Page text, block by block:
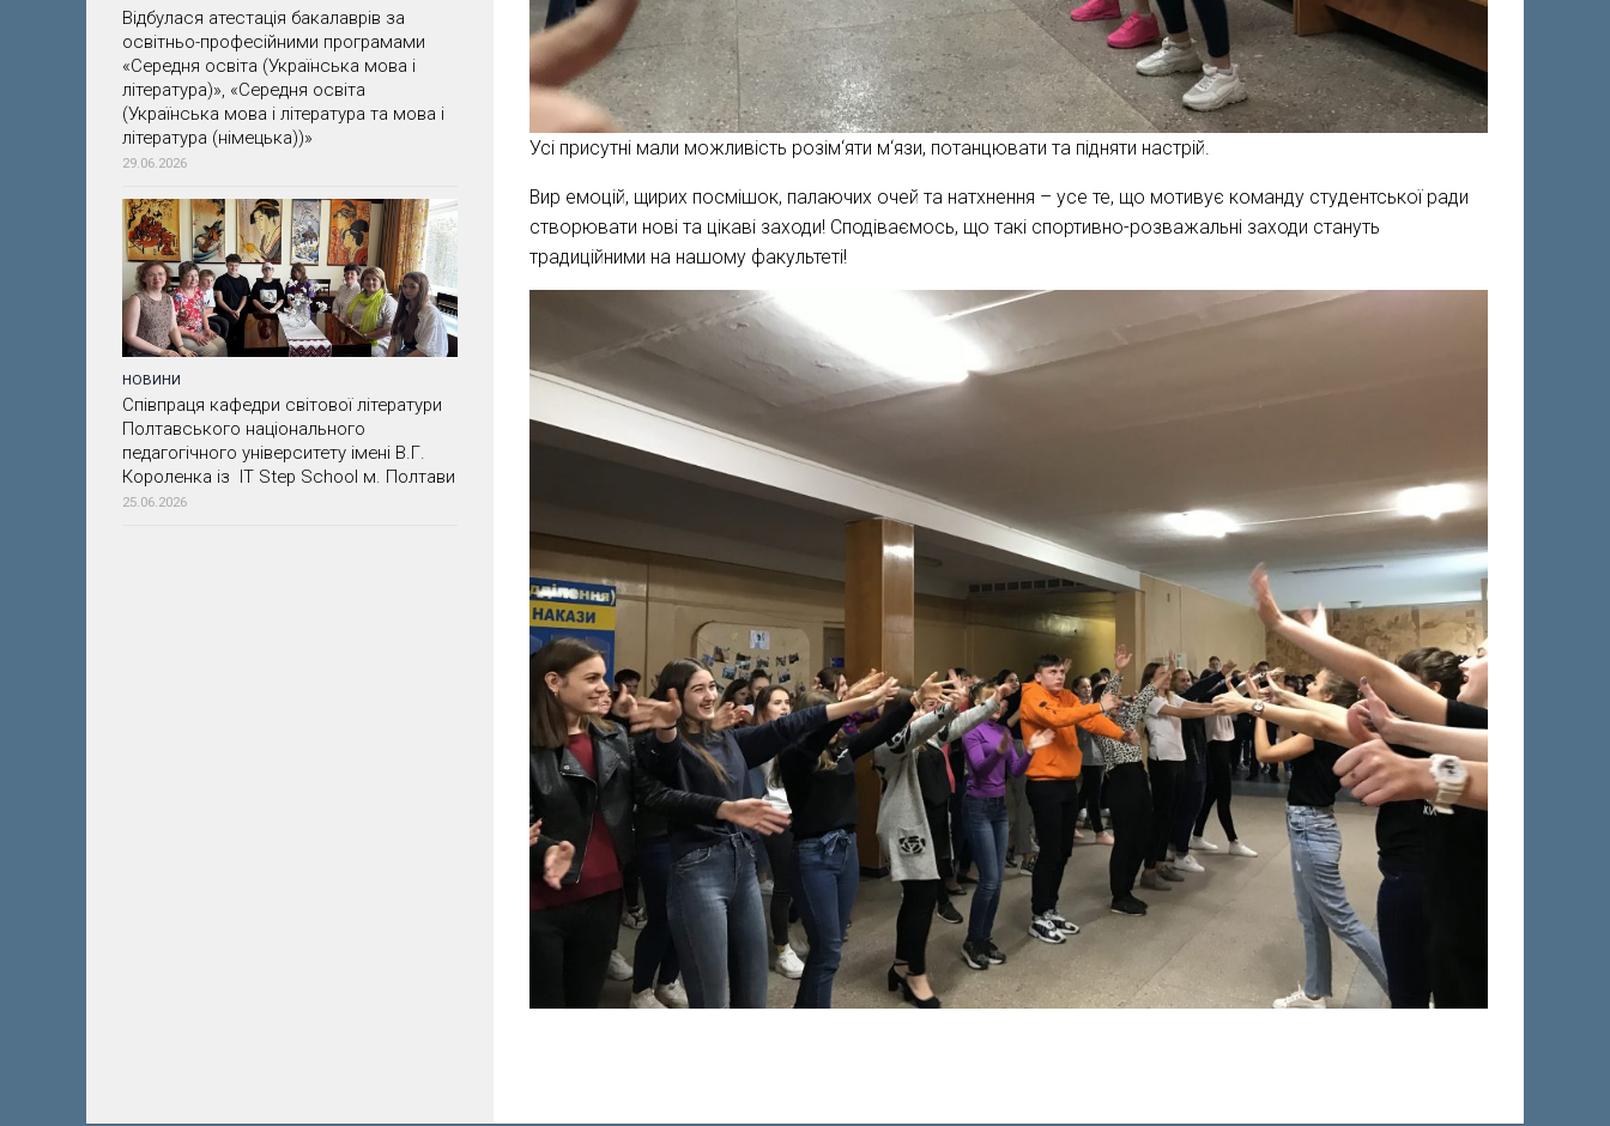
Усі присутні мали можливість розім‘яти м‘язи, потанцювати та підняти настрій.
Вир емоцій, щирих посмішок, палаючих очей та натхнення – усе те, що мотивує команду студентської ради
створювати нові та цікаві заходи! Сподіваємось, що такі спортивно-розважальні заходи стануть
традиційними на нашому факультеті!
Відбулася атестація бакалаврів за
освітньо-професійними програмами
«Середня освіта (Українська мова і
література)», «Середня освіта
(Українська мова і література та мова і
література (німецька))»
29.06.2026
НОВИНИ
Співпраця кафедри світової літератури
Полтавського національного
педагогічного університету імені В.Г.
Короленка із IT Step School м. Полтави
25.06.2026